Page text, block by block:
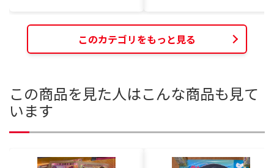
このカテゴリをもっと見る
この商品を見た人はこんな商品も見て
います